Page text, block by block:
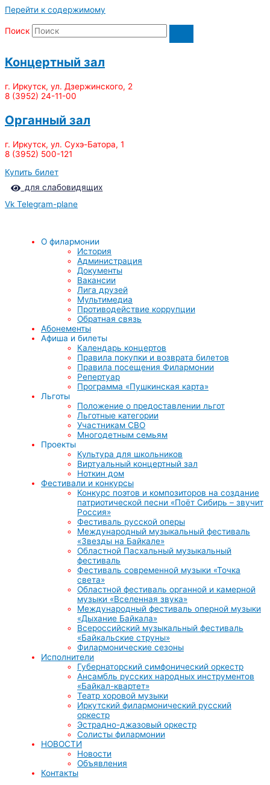
Перейти к содержимому
Поиск
Концертный зал
г. Иркутск, ул. Дзержинского, 2
8 (3952) 24-11-00
Органный зал
г. Иркутск, ул. Сухэ-Батора, 1
8 (3952) 500-121
Купить билет
для слабовидящих
Vk Telegram-plane
О филармонии
История
Администрация
Документы
Вакансии
Лига друзей
Мультимедиа
Противодействие коррупции
Обратная связь
Абонементы
Афиша и билеты
Календарь концертов
Правила покупки и возврата билетов
Правила посещения Филармонии
Репертуар
Программа «Пушкинская карта»
Льготы
Положение о предоставлении льгот
Льготные категории
Участникам СВО
Многодетным семьям
Проекты
Культура для школьников
Виртуальный концертный зал
Ноткин дом
Фестивали и конкурсы
Конкурс поэтов и композиторов на создание
патриотической песни «Поёт Сибирь – звучит
Россия»
Фестиваль русской оперы
Международный музыкальный фестиваль
«Звезды на Байкале»
Областной Пасхальный музыкальный
фестиваль
Фестиваль современной музыки «Точка
света»
Областной фестиваль органной и камерной
музыки «Вселенная звука»
Международный фестиваль оперной музыки
«Дыхание Байкала»
Всероссийский музыкальный фестиваль
«Байкальские струны»
Филармонические сезоны
Исполнители
Губернаторский симфонический оркестр
Ансамбль русских народных инструментов
«Байкал-квартет»
Театр хоровой музыки
Иркутский филармонический русский
оркестр
Эстрадно-джазовый оркестр
Солисты филармонии
НОВОСТИ
Новости
Объявления
Контакты